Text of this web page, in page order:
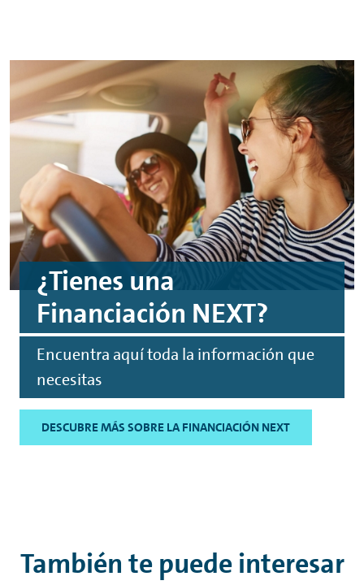
¿Tienes una
Financiación NEXT?
Encuentra aquí toda la información que
necesitas
DESCUBRE MÁS SOBRE LA FINANCIACIÓN NEXT
También te puede interesar